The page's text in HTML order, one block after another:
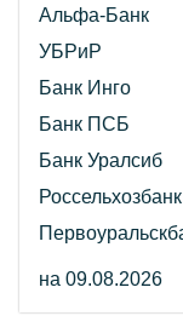
Альфа-Банк
УБРиР
Банк Инго
Банк ПСБ
Банк Уралсиб
Россельхозбанк
на 09.08.2026